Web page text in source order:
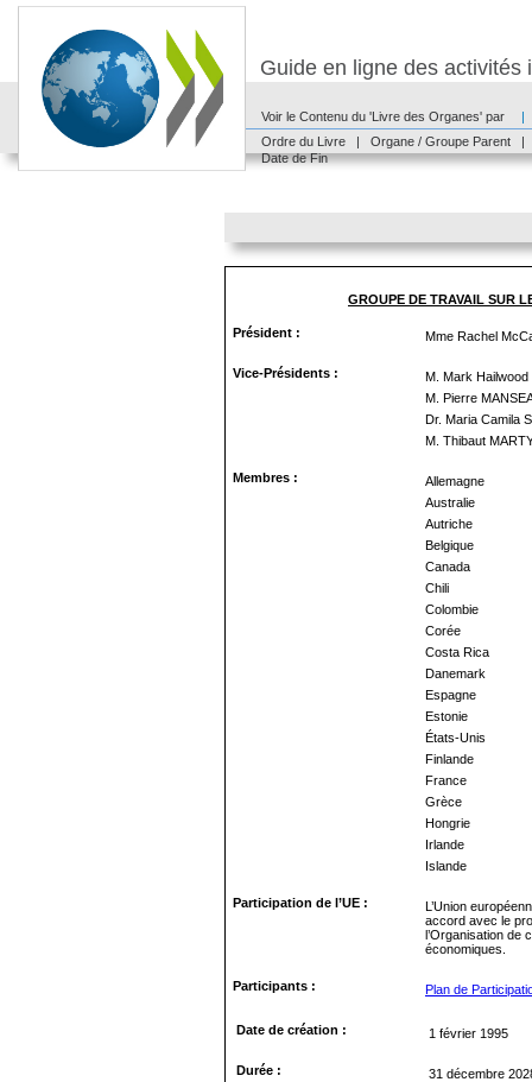
Guide en ligne des activités
Voir le Contenu du 'Livre des Organes' par
|
Ordre du Livre
| Organe / Groupe Parent
|
Date de Fin
GROUPE DE TRAVAIL SUR
Président : Mme Rachel
Vice-Présidents :
M. Mark Hailwood
M. Pierre
Dr. Maria Camila
M. Thibaut
Membres :
Allemagne
Australie
Autriche
Belgique
Canada
Chili
Colombie
Corée
Costa Rica
Danemark
Espagne
Estonie
États-Unis
Finlande
France
Grèce
Hongrie
Irlande
Islande
Participation de l’UE :
L’Union
accord avec le
l’Organisation de
économiques.
Participants : Plan de
Date de création : 1 février 1995
Durée : 31 décembre